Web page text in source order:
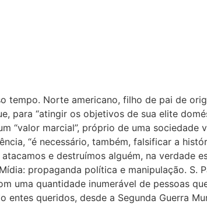
tempo. Norte americano, filho de pai de
para “atingir os objetivos de sua elite
“valor marcial”, próprio de uma sociedade
“é necessário, também, falsificar a
e destruímos alguém, na verdade
propaganda política e manipulação. S.
uma quantidade inumerável de pessoas
queridos, desde a Segunda Guerra